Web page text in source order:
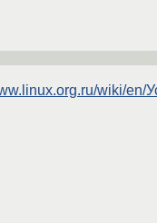
wiki/en/